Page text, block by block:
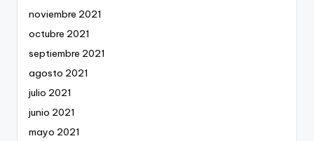
noviembre 2021
octubre 2021
septiembre 2021
agosto 2021
julio 2021
junio 2021
mayo 2021